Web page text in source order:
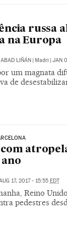
russa
na Europa
LIÑÁN Madri JAN
um magnata
de
17, 2017 - 15:55 EDT
Reino
pedestres